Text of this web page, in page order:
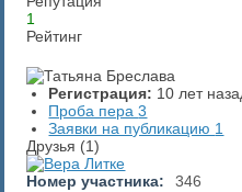
1
Рейтинг
Регистрация: 10 лет
Проба пера3
Заявки на публикацию 1
Друзья (1)
Номер участника:
346